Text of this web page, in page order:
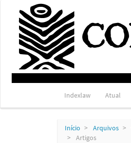
Navegação
Principal
Conteúdo
principal
Barra
Lateral
Indexlaw Atual
Início Arquivos
Artigos